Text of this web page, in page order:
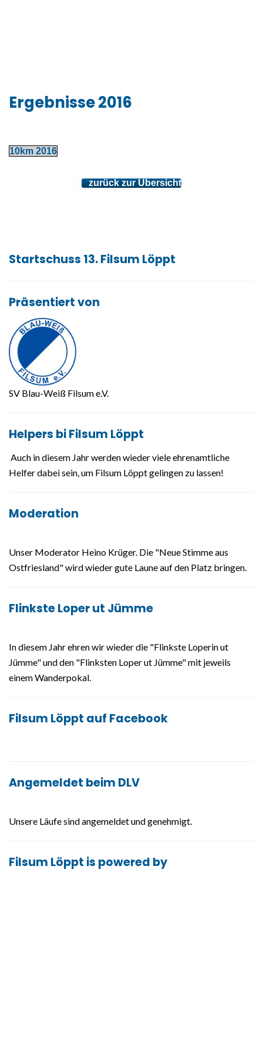
Ergebnisse 2016
10km 2016
zurück zur Übersicht
Startschuss 13. Filsum Löppt
Präsentiert von
SV Blau-Weiß Filsum e.V.
Helpers bi Filsum Löppt
Auch in diesem Jahr werden wieder viele ehrenamtliche
Helfer dabei sein, um Filsum Löppt gelingen zu lassen!
Moderation
Unser Moderator Heino Krüger. Die "Neue Stimme aus
Ostfriesland" wird wieder gute Laune auf den Platz bringen.
Flinkste Loper ut Jümme
In diesem Jahr ehren wir wieder die "Flinkste Loperin ut
Jümme" und den "Flinksten Loper ut Jümme" mit jeweils
einem Wanderpokal.
Filsum Löppt auf Facebook
Angemeldet beim DLV
Unsere Läufe sind angemeldet und genehmigt.
Filsum Löppt is powered by